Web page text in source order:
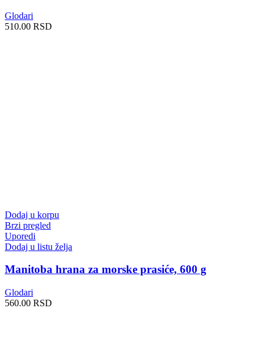
Glodari
510.00 RSD
Dodaj u korpu
Brzi pregled
Uporedi
Dodaj u listu želja
Manitoba hrana za morske prasiće, 600 g
Glodari
560.00 RSD